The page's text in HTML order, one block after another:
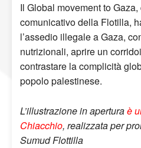
Il Global movement to
comunicativo della Flotilla,
l’assedio illegale a Gaza,
nutrizionali, aprire un
contrastare la complicità
popolo palestinese.
L’illustrazione in aperturaè
Chiacchio, realizzata per
Sumud Flottilla